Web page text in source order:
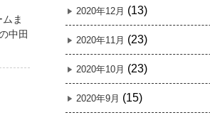
ま
中田
2020年12月 (13)
2020年11月 (23)
2020年10月 (23)
2020年9月 (15)